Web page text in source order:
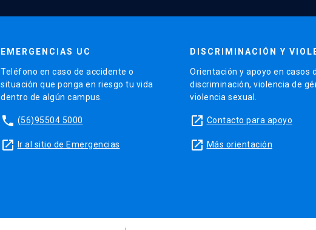
EMERGENCIAS UC
Teléfono en caso de accidente o
situación que ponga en riesgo tu vida
dentro de algún campus.
phone (56)95504 5000
launch Ir al sitio de Emergencias
DISCRIMINACIÓN Y
Orientación y apoyo en casos
discriminación, violencia de
violencia sexual.
launch Contacto para apoyo
launch Más orientación